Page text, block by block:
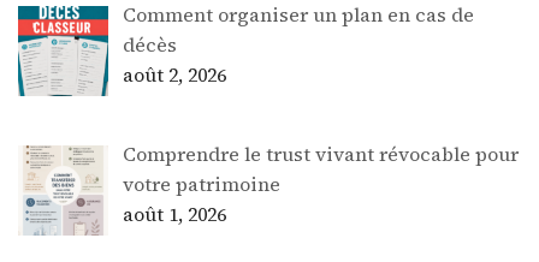
Comment organiser un plan en cas de
décès
août 2, 2026
Comprendre le trust vivant révocable pour
votre patrimoine
août 1, 2026